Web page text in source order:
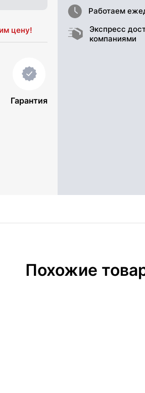
цену!
Гарантия
Работаем
Экспресс
компаниями
Похожие